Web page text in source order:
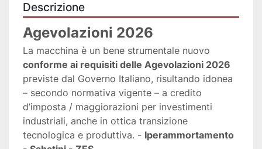
Descrizione
Agevolazioni 2026
conforme ai requisiti delle Agevolazioni 2026
previste dal Governo Italiano, risultando idonea
– secondo normativa vigente – a credito
d’imposta / maggiorazioni per investimenti
industriali, anche in ottica transizione
tecnologica e produttiva. - Iperammortamento